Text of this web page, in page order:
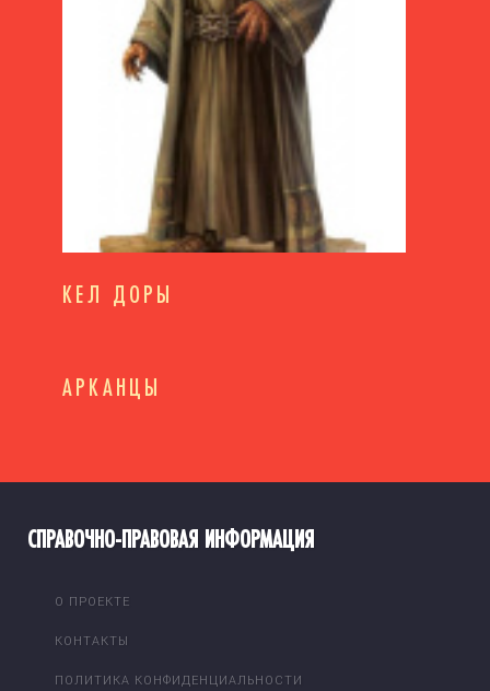
КЕЛ ДОРЫ
АРКАНЦЫ
СПРАВОЧНО-ПРАВОВАЯ ИНФОРМАЦИЯ
О ПРОЕКТЕ
КОНТАКТЫ
ПОЛИТИКА КОНФИДЕНЦИАЛЬНОСТИ